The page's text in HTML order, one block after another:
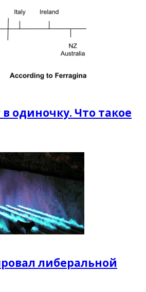
одиночку. Что такое
либеральной